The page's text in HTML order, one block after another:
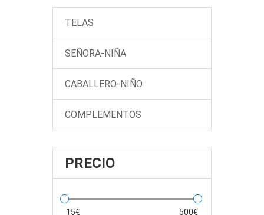
TELAS
SEÑORA-NIÑA
CABALLERO-NIÑO
COMPLEMENTOS
PRECIO